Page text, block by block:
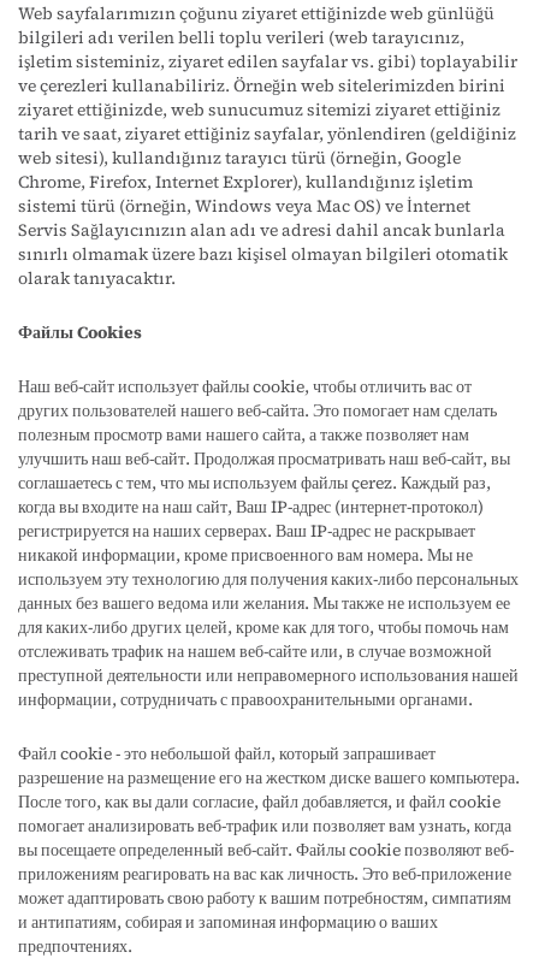
Web sayfalarımızın çoğunu ziyaret ettiğinizde web günlüğü
bilgileri adı verilen belli toplu verileri (web tarayıcınız,
işletim sisteminiz, ziyaret edilen sayfalar vs. gibi) toplayabilir
ve çerezleri kullanabiliriz. Örneğin web sitelerimizden birini
ziyaret ettiğinizde, web sunucumuz sitemizi ziyaret ettiğiniz
tarih ve saat, ziyaret ettiğiniz sayfalar, yönlendiren (geldiğiniz
web sitesi), kullandığınız tarayıcı türü (örneğin, Google
Chrome, Firefox, Internet Explorer), kullandığınız işletim
sistemi türü (örneğin, Windows veya Mac OS) ve İnternet
Servis Sağlayıcınızın alan adı ve adresi dahil ancak bunlarla
sınırlı olmamak üzere bazı kişisel olmayan bilgileri otomatik
olarak tanıyacaktır.
Файлы Cookies
Наш веб-сайт использует файлы cookie, чтобы отличить вас от
других пользователей нашего веб-сайта. Это помогает нам сделать
полезным просмотр вами нашего сайта, а также позволяет нам
улучшить наш веб-сайт. Продолжая просматривать наш веб-сайт, вы
соглашаетесь с тем, что мы используем файлы çerez. Каждый раз,
когда вы входите на наш сайт, Ваш IP-адрес (интернет-протокол)
регистрируется на наших серверах. Ваш IP-адрес не раскрывает
никакой информации, кроме присвоенного вам номера. Мы не
используем эту технологию для получения каких-либо персональных
данных без вашего ведома или желания. Мы также не используем ее
для каких-либо других целей, кроме как для того, чтобы помочь нам
отслеживать трафик на нашем веб-сайте или, в случае возможной
преступной деятельности или неправомерного использования нашей
информации, сотрудничать с правоохранительными органами.
Файл cookie - это небольшой файл, который запрашивает
разрешение на размещение его на жестком диске вашего компьютера.
После того, как вы дали согласие, файл добавляется, и файл cookie
помогает анализировать веб-трафик или позволяет вам узнать, когда
вы посещаете определенный веб-сайт. Файлы cookie позволяют веб-
приложениям реагировать на вас как личность. Это веб-приложение
может адаптировать свою работу к вашим потребностям, симпатиям
и антипатиям, собирая и запоминая информацию о ваших
предпочтениях.